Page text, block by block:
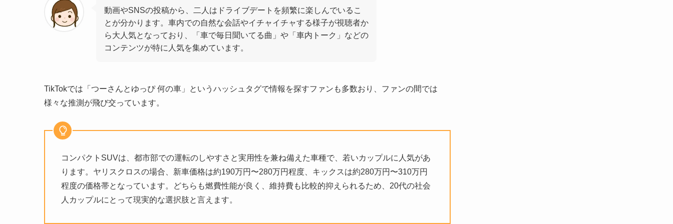
動画やSNSの投稿から、二人はドライブデートを頻繁に楽しんでいるこ
とが分かります。車内での自然な会話やイチャイチャする様子が視聴者か
ら大人気となっており、「車で毎日聞いてる曲」や「車内トーク」などの
コンテンツが特に人気を集めています。
TikTokでは「つーさんとゆっぴ 何の車」というハッシュタグで情報を探すファンも多数おり、ファンの間では
様々な推測が飛び交っています。
コンパクトSUVは、都市部での運転のしやすさと実用性を兼ね備えた車種で、若いカップルに人気があ
ります。ヤリスクロスの場合、新車価格は約190万円〜280万円程度、キックスは約280万円〜310万円
程度の価格帯となっています。どちらも燃費性能が良く、維持費も比較的抑えられるため、20代の社会
人カップルにとって現実的な選択肢と言えます。